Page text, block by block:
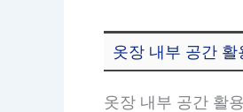
옷장 내부 공간 활
옷장 내부 공간 활